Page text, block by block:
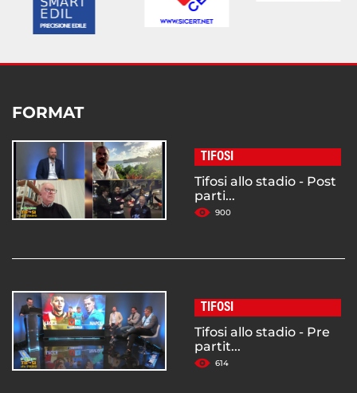
FORMAT
TIFOSI
Tifosi allo stadio - Post
parti...
900
TIFOSI
Tifosi allo stadio - Pre
partit...
614